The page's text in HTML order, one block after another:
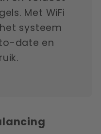
Met WiFi
systeem
date en